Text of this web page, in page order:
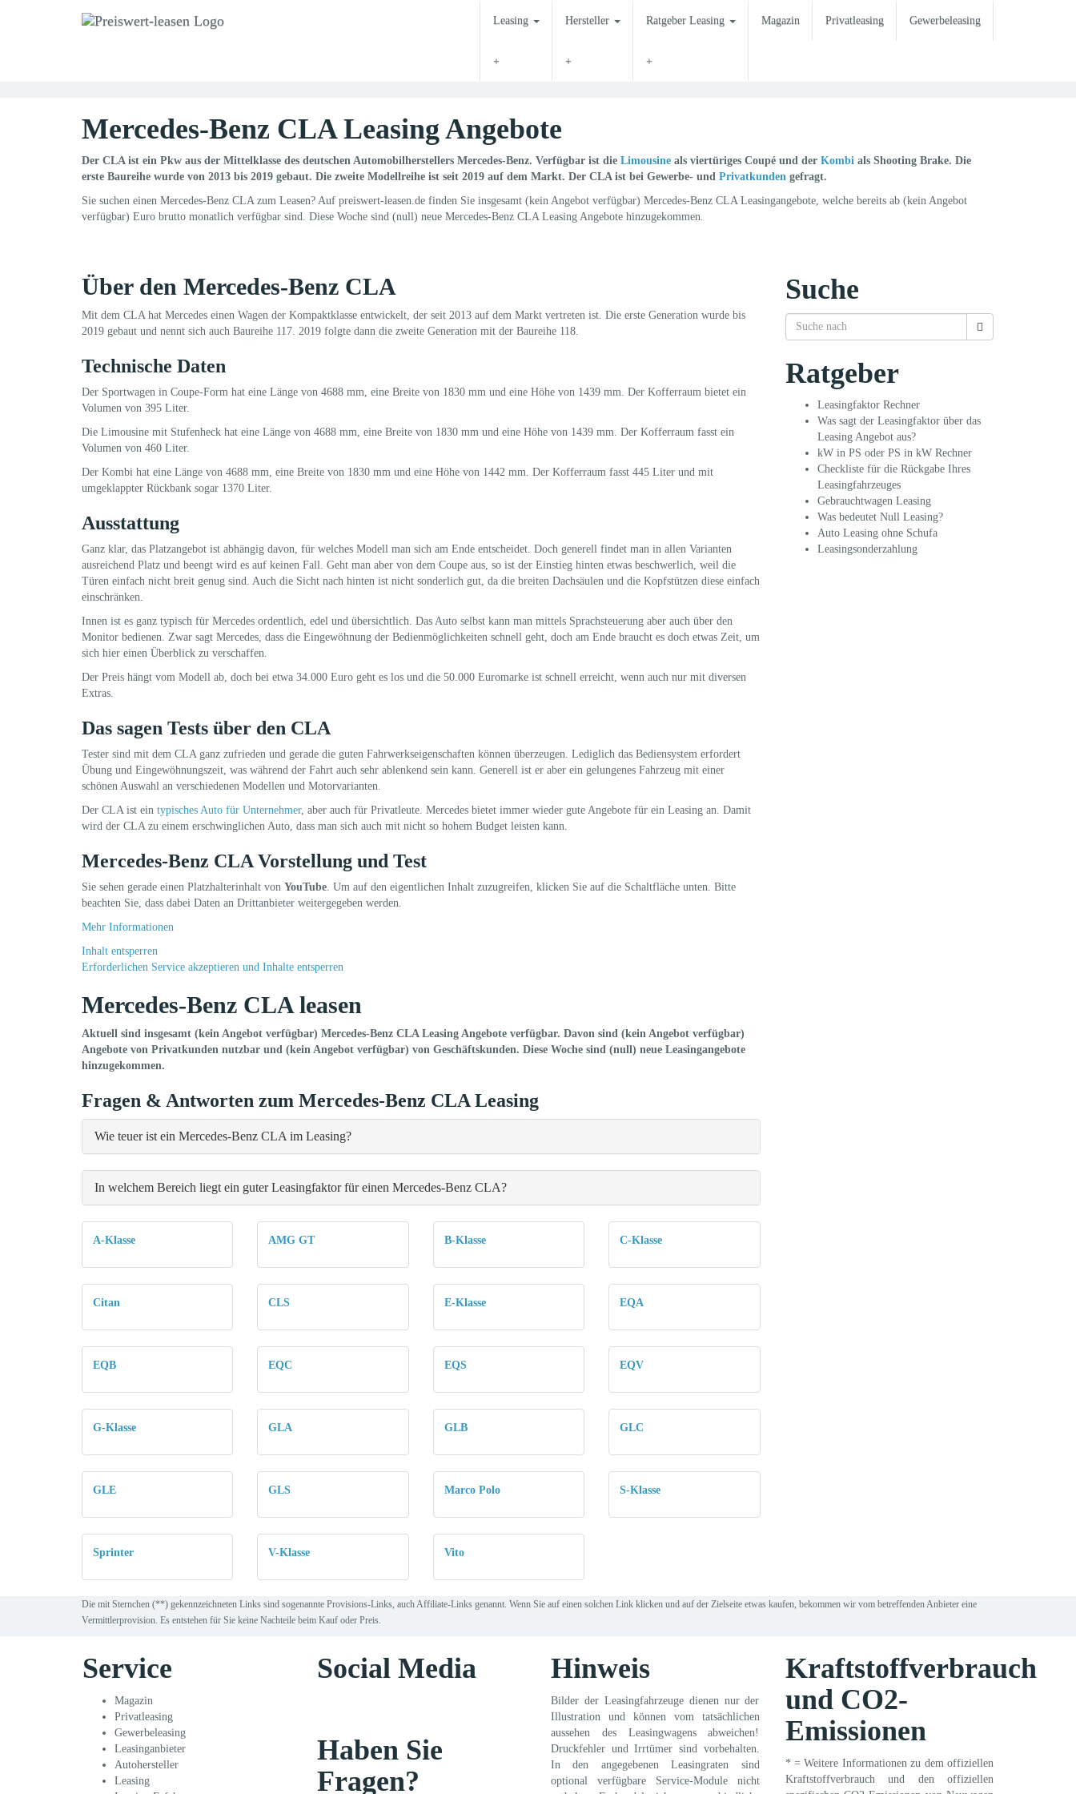
Leasing Hersteller Ratgeber Leasing Magazin Privatleasing Gewerbeleasing
Mercedes-Benz CLA Leasing Angebote
Der CLA ist ein Pkw aus der Mittelklasse des deutschen Automobilherstellers Mercedes-Benz. Verfügbar ist die Limousine als viertüriges Coupé und der Kombi als Shooting Brake. Die
erste Baureihe wurde von 2013 bis 2019 gebaut. Die zweite Modellreihe ist seit 2019 auf dem Markt. Der CLA ist bei Gewerbe- und Privatkunden gefragt.
Sie suchen einen Mercedes-Benz CLA zum Leasen? Auf preiswert-leasen.de finden Sie insgesamt (kein Angebot verfügbar) Mercedes-Benz CLA Leasingangebote, welche bereits ab (kein Angebot
verfügbar) Euro brutto monatlich verfügbar sind. Diese Woche sind (null) neue Mercedes-Benz CLA Leasing Angebote hinzugekommen.
Über den Mercedes-Benz CLA
Mit dem CLA hat Mercedes einen Wagen der Kompaktklasse entwickelt, der seit 2013 auf dem Markt vertreten ist. Die erste Generation wurde bis
2019 gebaut und nennt sich auch Baureihe 117. 2019 folgte dann die zweite Generation mit der Baureihe 118.
Technische Daten
Der Sportwagen in Coupe-Form hat eine Länge von 4688 mm, eine Breite von 1830 mm und eine Höhe von 1439 mm. Der Kofferraum bietet ein
Volumen von 395 Liter.
Die Limousine mit Stufenheck hat eine Länge von 4688 mm, eine Breite von 1830 mm und eine Höhe von 1439 mm. Der Kofferraum fasst ein
Volumen von 460 Liter.
Der Kombi hat eine Länge von 4688 mm, eine Breite von 1830 mm und eine Höhe von 1442 mm. Der Kofferraum fasst 445 Liter und mit
umgeklappter Rückbank sogar 1370 Liter.
Ausstattung
Ganz klar, das Platzangebot ist abhängig davon, für welches Modell man sich am Ende entscheidet. Doch generell findet man in allen Varianten
ausreichend Platz und beengt wird es auf keinen Fall. Geht man aber von dem Coupe aus, so ist der Einstieg hinten etwas beschwerlich, weil die
Türen einfach nicht breit genug sind. Auch die Sicht nach hinten ist nicht sonderlich gut, da die breiten Dachsäulen und die Kopfstützen diese einfach
einschränken.
Innen ist es ganz typisch für Mercedes ordentlich, edel und übersichtlich. Das Auto selbst kann man mittels Sprachsteuerung aber auch über den
Monitor bedienen. Zwar sagt Mercedes, dass die Eingewöhnung der Bedienmöglichkeiten schnell geht, doch am Ende braucht es doch etwas Zeit, um
sich hier einen Überblick zu verschaffen.
Der Preis hängt vom Modell ab, doch bei etwa 34.000 Euro geht es los und die 50.000 Euromarke ist schnell erreicht, wenn auch nur mit diversen
Extras.
Das sagen Tests über den CLA
Tester sind mit dem CLA ganz zufrieden und gerade die guten Fahrwerkseigenschaften können überzeugen. Lediglich das Bediensystem erfordert
Übung und Eingewöhnungszeit, was während der Fahrt auch sehr ablenkend sein kann. Generell ist er aber ein gelungenes Fahrzeug mit einer
schönen Auswahl an verschiedenen Modellen und Motorvarianten.
Der CLA ist ein typisches Auto für Unternehmer, aber auch für Privatleute. Mercedes bietet immer wieder gute Angebote für ein Leasing an. Damit
wird der CLA zu einem erschwinglichen Auto, dass man sich auch mit nicht so hohem Budget leisten kann.
Mercedes-Benz CLA Vorstellung und Test
Sie sehen gerade einen Platzhalterinhalt von YouTube. Um auf den eigentlichen Inhalt zuzugreifen, klicken Sie auf die Schaltfläche unten. Bitte
beachten Sie, dass dabei Daten an Drittanbieter weitergegeben werden.
Mehr Informationen
Inhalt entsperren
Erforderlichen Service akzeptieren und Inhalte entsperren
Mercedes-Benz CLA leasen
Aktuell sind insgesamt (kein Angebot verfügbar) Mercedes-Benz CLA Leasing Angebote verfügbar. Davon sind (kein Angebot verfügbar)
Angebote von Privatkunden nutzbar und (kein Angebot verfügbar) von Geschäftskunden. Diese Woche sind (null) neue Leasingangebote
hinzugekommen.
Fragen & Antworten zum Mercedes-Benz CLA Leasing
Wie teuer ist ein Mercedes-Benz CLA im Leasing?
In welchem Bereich liegt ein guter Leasingfaktor für einen Mercedes-Benz CLA?
A-Klasse AMG GT B-Klasse C-Klasse
Citan CLS E-Klasse EQA
EQB EQC EQS EQV
G-Klasse GLA GLB GLC
GLE GLS Marco Polo S-Klasse
Sprinter V-Klasse Vito
Suche
Ratgeber
Leasingfaktor Rechner
Was sagt der Leasingfaktor über das
Leasing Angebot aus?
kW in PS oder PS in kW Rechner
Checkliste für die Rückgabe Ihres
Leasingfahrzeuges
Gebrauchtwagen Leasing
Was bedeutet Null Leasing?
Auto Leasing ohne Schufa
Leasingsonderzahlung
Die mit Sternchen (**) gekennzeichneten Links sind sogenannte Provisions-Links, auch Affiliate-Links genannt. Wenn Sie auf einen solchen Link klicken und auf der Zielseite etwas kaufen, bekommen wir vom betreffenden Anbieter eine
Vermittlerprovision. Es entstehen für Sie keine Nachteile beim Kauf oder Preis.
Service
Magazin
Privatleasing
Gewerbeleasing
Leasinganbieter
Autohersteller
Leasing
Social Media
Haben Sie
Fragen?
Hinweis
Bilder der Leasingfahrzeuge dienen nur der
Illustration und können vom tatsächlichen
aussehen des Leasingwagens abweichen!
Druckfehler und Irrtümer sind vorbehalten.
In den angegebenen Leasingraten sind
optional verfügbare Service-Module nicht
Kraftstoffverbrauch
und CO2-
Emissionen
* = Weitere Informationen zu dem offiziellen
Kraftstoffverbrauch und den offiziellen